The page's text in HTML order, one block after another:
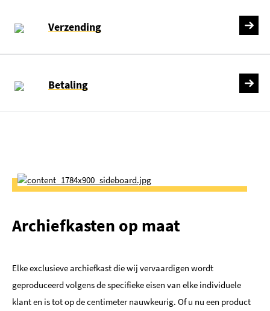
Verzending
Betaling
Archiefkasten op maat
Elke exclusieve archiefkast die wij vervaardigen wordt
geproduceerd volgens de specifieke eisen van elke individuele
klant en is tot op de centimeter nauwkeurig. Of u nu een product